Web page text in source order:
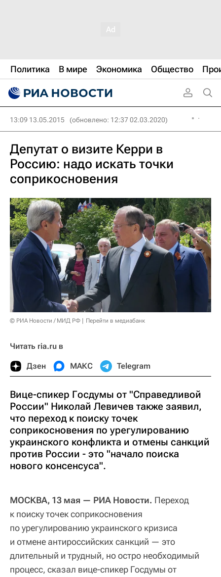
Политика В мире Экономика Общество
13:09 13.05.2015 (обновлено: 12:37 02.03.2020)
Депутат о визите Керри в
Россию: надо искать точки
соприкосновения
© РИА Новости / МИД РФ Перейти в медиабанк
Читать ria.ru в
Дзен МАКС Telegram
Вице-спикер Госдумы от "Справедливой
России" Николай Левичев также заявил,
что переход к поиску точек
соприкосновения по урегулированию
украинского конфликта и отмены санкций
против России - это "начало поиска
нового консенсуса".
МОСКВА, 13 мая — РИА Новости. Переход
к поиску точек соприкосновения
по урегулированию украинского кризиса
и отмене антироссийских санкций — это
длительный и трудный, но остро необходимый
процесс, сказал вице-спикер Госдумы от